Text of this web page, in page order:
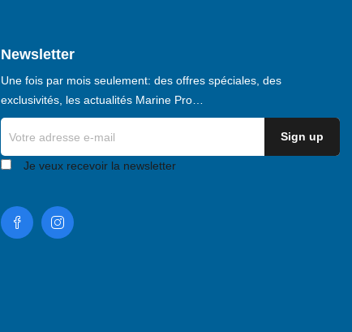
Newsletter
Une fois par mois seulement: des offres spéciales, des
exclusivités, les actualités Marine Pro…
Je veux recevoir la newsletter